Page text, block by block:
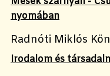
nyomában
Radnóti Miklós
Irodalom és